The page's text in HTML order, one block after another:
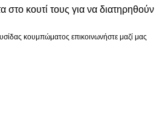
κουτί τους για να διατηρηθούν
κουμπώματος επικοινωνήστε μαζί μας